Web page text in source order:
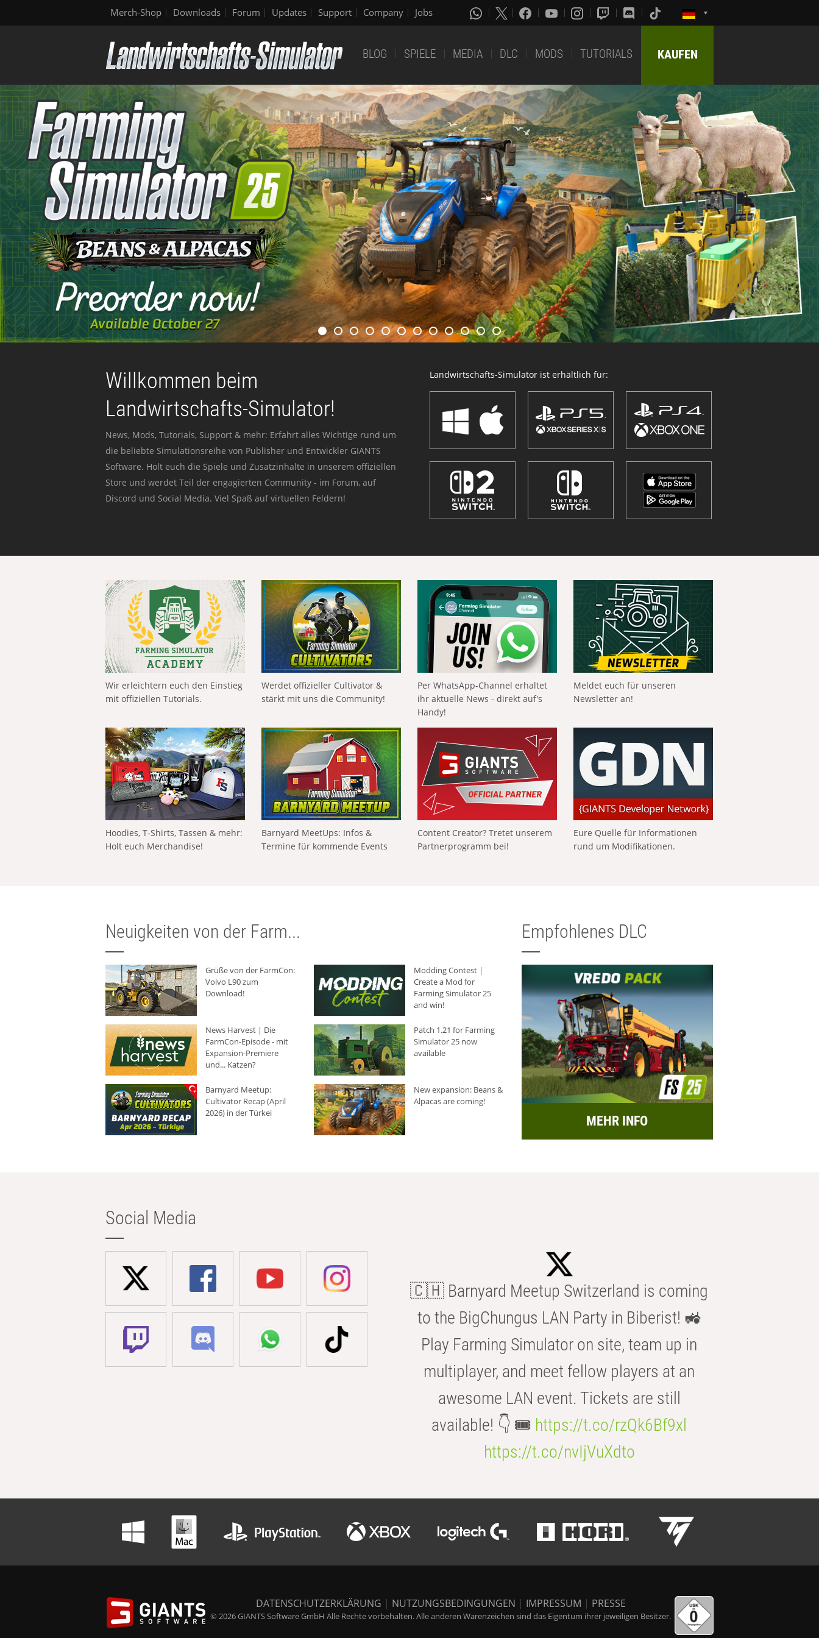
Merch-Shop Downloads Forum Updates Support Company Jobs
BLOG SPIELE MEDIA DLC MODS TUTORIALS KAUFEN
Willkommen beim
Landwirtschafts-Simulator!
News, Mods, Tutorials, Support & mehr: Erfahrt alles Wichtige rund um
die beliebte Simulationsreihe von Publisher und Entwickler GIANTS
Software. Holt euch die Spiele und Zusatzinhalte in unserem offiziellen
Store und werdet Teil der engagierten Community - im Forum, auf
Discord und Social Media. Viel Spaß auf virtuellen Feldern!
Landwirtschafts-Simulator ist erhältlich für:
Wir erleichtern euch den Einstieg
mit offiziellen Tutorials.
Werdet offizieller Cultivator &
stärkt mit uns die Community!
Per WhatsApp-Channel erhaltet
ihr aktuelle News - direkt auf's
Handy!
Meldet euch für unseren
Newsletter an!
Hoodies, T-Shirts, Tassen & mehr:
Holt euch Merchandise!
Barnyard MeetUps: Infos &
Termine für kommende Events
Content Creator? Tretet unserem
Partnerprogramm bei!
Eure Quelle für Informationen
rund um Modifikationen.
Neuigkeiten von der Farm...
Grüße von der FarmCon:
Volvo L90 zum
Download!
Modding Contest |
Create a Mod for
Farming Simulator 25
and win!
News Harvest | Die
FarmCon-Episode - mit
Expansion-Premiere
und... Katzen?
Patch 1.21 for Farming
Simulator 25 now
available
Barnyard Meetup:
Cultivator Recap (April
2026) in der Türkei
New expansion: Beans &
Alpacas are coming!
Empfohlenes DLC
MEHR INFO
Social Media
🇨🇭 Barnyard Meetup Switzerland is coming
to the BigChungus LAN Party in Biberist! 🚜
Play Farming Simulator on site, team up in
multiplayer, and meet fellow players at an
awesome LAN event. Tickets are still
available! 👇 🎟️ https://t.co/rzQk6Bf9xl
https://t.co/nvIjVuXdto
DATENSCHUTZERKLÄRUNG | NUTZUNGSBEDINGUNGEN | IMPRESSUM | PRESSE
© 2026 GIANTS Software GmbH Alle Rechte vorbehalten. Alle anderen Warenzeichen sind das Eigentum ihrer jeweiligen Besitzer.